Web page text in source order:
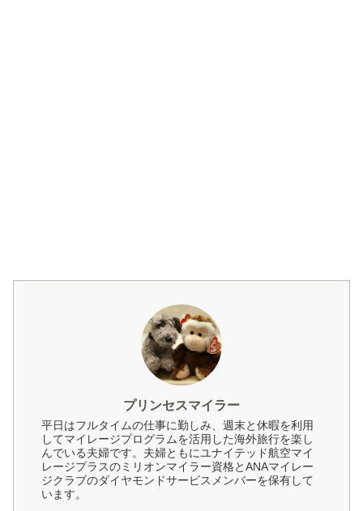
プリンセスマイラー
平日はフルタイムの仕事に勤しみ、週末と休暇を利用
してマイレージプログラムを活用した海外旅行を楽し
んでいる夫婦です。夫婦ともにユナイテッド航空マイ
レージプラスのミリオンマイラー資格とANAマイレー
ジクラブのダイヤモンドサービスメンバーを保有して
います。